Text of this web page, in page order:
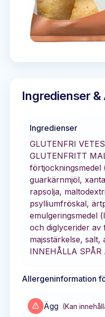
Ingredienser
Ingredienser
GLUTENFRI
GLUTENFRITT
förtjockningsmedel
guarkärnmjöl,
rapsolja,
psylliumfröskal,
emulgeringsmedel
och diglycerider
majsstärkelse, salt,
INNEHÅLLA SPÅR
Allergeninformation
Ägg (Kan